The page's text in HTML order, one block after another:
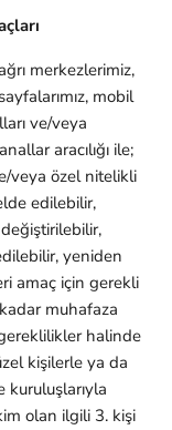
merkezlerimiz,
mobil
ve/veya
aracılığı ile;
veya özel nitelikli
edilebilir,
yeniden
amaç için gerekli
muhafaza
halinde
kişilerle ya da
olan ilgili 3. kişi